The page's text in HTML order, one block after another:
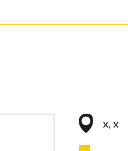
x, x